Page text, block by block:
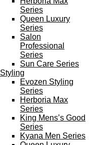
Series
Queen Luxury
Series
Salon
Professional
Series
Sun Care Series
Styling
Evozen Styling
Series
Herboria Max
Series
King Mens’s Good
Series
Kyana Men Series